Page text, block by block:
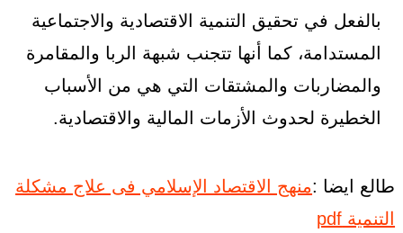
بالفعل في تحقيق التنمية الاقتصادية والاجتماعية
المستدامة، كما أنها تتجنب شبهة الربا والمقامرة
والمضاربات والمشتقات التي هي من الأسباب
الخطيرة لحدوث الأزمات المالية والاقتصادية.
طالع ايضا :منهج الاقتصاد الإسلامي فى علاج مشكلة
التنمية pdf